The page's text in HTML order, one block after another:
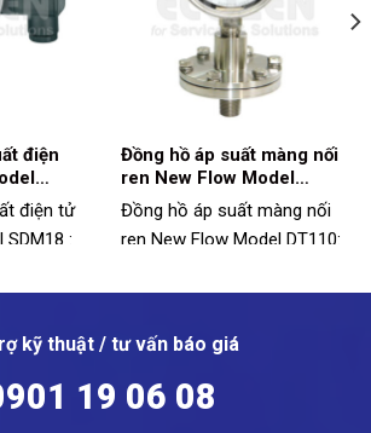
điện
điện tử
:
Đồng hồ áp suất màng nối
ren New Flow Model
DT110
Đồng hồ áp suất màng nối
ren New Flow Model DT110:
Kích thước màng: ø55, ø75,
Kết nối: ren
kỹ thuật / tư vấn báo giá
19 06 08